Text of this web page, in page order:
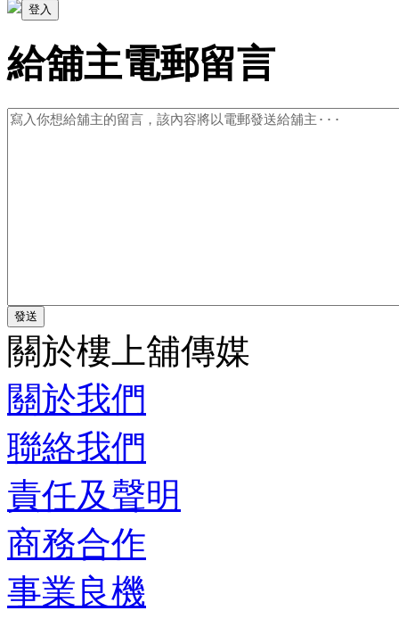
給舖主電郵留言
關於樓上舖傳媒
關於我們
聯絡我們
責任及聲明
商務合作
事業良機